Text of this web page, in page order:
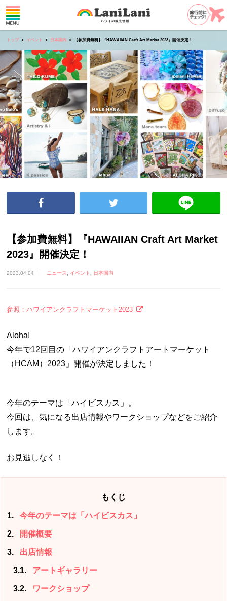
トップ イベント 日本国内 【参加費無料】『HAWAIIAN Craft Art Market 2023』開催決定！
【参加費無料】『HAWAIIAN Craft Art Market
2023』開催決定！
2023.04.04 ニュース イベント 日本国内
参照：ハワイアンクラフトマーケット2023
Aloha!
今年で12回目の「ハワイアンクラフトアートマーケット
（HCAM）2023」開催が決定しました！
今年のテーマは「ハイビスカス」。
今回は、気になる出店情報やワークショップなどをご紹介
します。
お見逃しなく！
もくじ
1 今年のテーマは「ハイビスカス」
2 開催概要
3 出店情報
3.1 アートギャラリー
3.2 ワークショップ